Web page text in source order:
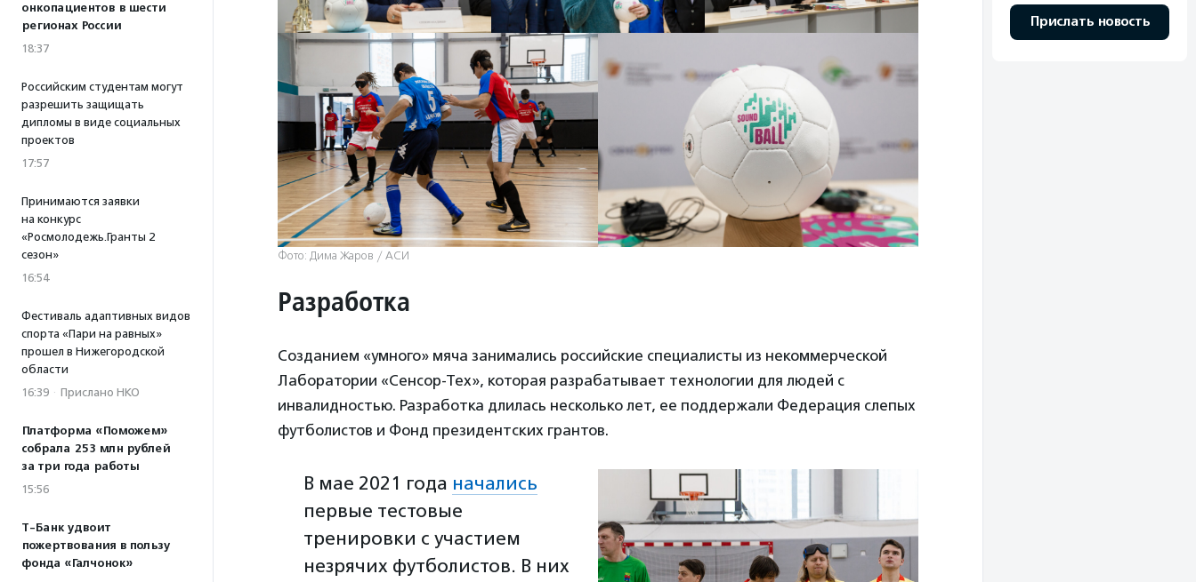
онкопациентов в шести
регионах России
18:37
Российским студентам могут
разрешить защищать
дипломы в виде социальных
проектов
17:57
Принимаются заявки
на конкурс
«Росмолодежь.Гранты 2
сезон»
16:54
Фестиваль адаптивных видов
спорта «Пари на равных»
прошел в Нижегородской
области
16:39 · Прислано НКО
Платформа «Поможем»
собрала 253 млн рублей
за три года работы
15:56
Т-Банк удвоит
пожертвования в пользу
фонда «Галчонок»
Фото: Дима Жаров / АСИ
Разработка
Созданием «умного» мяча занимались российские специалисты из некоммерческой
Лаборатории «Сенсор-Тех», которая разрабатывает технологии для людей с
инвалидностью. Разработка длилась несколько лет, ее поддержали Федерация слепых
футболистов и Фонд президентских грантов.
В мае 2021 года начались
первые тестовые
тренировки с участием
незрячих футболистов. В них
Прислать новость